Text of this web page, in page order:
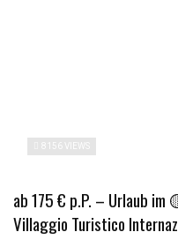
8156 VIEWS
ab 175 € p.P. – Urlaub
Villaggio Turistico